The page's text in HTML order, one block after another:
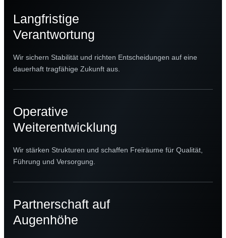
Langfristige
Verantwortung
Wir sichern Stabilität und richten Entscheidungen auf eine
dauerhaft tragfähige Zukunft aus.
Operative
Weiterentwicklung
Wir stärken Strukturen und schaffen Freiräume für Qualität,
Führung und Versorgung.
Partnerschaft auf
Augenhöhe